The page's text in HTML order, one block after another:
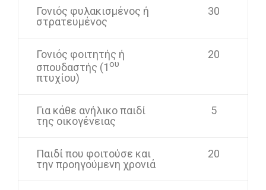
Γονιός φυλακισμένος ή
στρατευμένος
30
Γονιός φοιτητής ή
σπουδαστής (1ου
πτυχίου)
20
Για κάθε ανήλικο παιδί
της οικογένειας
5
Παιδί που φοιτούσε και
την προηγούμενη χρονιά
20